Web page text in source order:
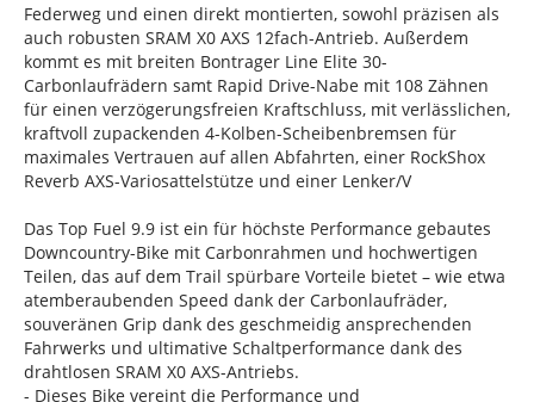
Federweg und einen direkt montierten, sowohl präzisen als
auch robusten SRAM X0 AXS 12fach-Antrieb. Außerdem
kommt es mit breiten Bontrager Line Elite 30-
Carbonlaufrädern samt Rapid Drive-Nabe mit 108 Zähnen
für einen verzögerungsfreien Kraftschluss, mit verlässlichen,
kraftvoll zupackenden 4-Kolben-Scheibenbremsen für
maximales Vertrauen auf allen Abfahrten, einer RockShox
Reverb AXS-Variosattelstütze und einer Lenker/V
Das Top Fuel 9.9 ist ein für höchste Performance gebautes
Downcountry-Bike mit Carbonrahmen und hochwertigen
Teilen, das auf dem Trail spürbare Vorteile bietet – wie etwa
atemberaubenden Speed dank der Carbonlaufräder,
souveränen Grip dank des geschmeidig ansprechenden
Fahrwerks und ultimative Schaltperformance dank des
drahtlosen SRAM X0 AXS-Antriebs.
- Dieses Bike vereint die Performance und